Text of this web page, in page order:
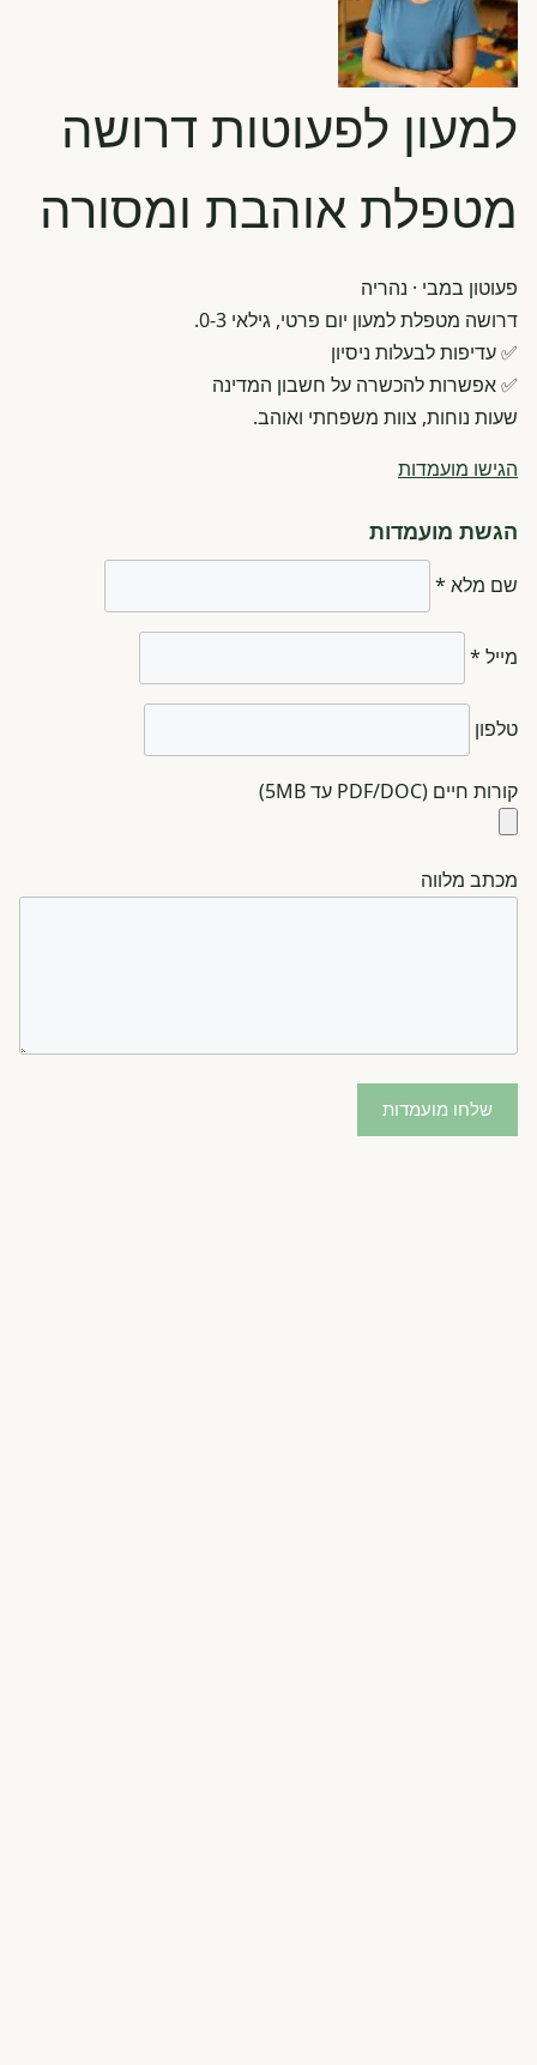
למעון לפעוטות דרושה
מטפלת אוהבת ומסורה
פעוטון במבי · נהריה
דרושה מטפלת למעון יום פרטי, גילאי 0-3.
✅ עדיפות לבעלות ניסיון
✅ אפשרות להכשרה על חשבון המדינה
שעות נוחות, צוות משפחתי ואוהב.
הגישו מועמדות
הגשת מועמדות
שם מלא *
מייל *
טלפון
קורות חיים (PDF/DOC עד 5MB)
מכתב מלווה
שלחו מועמדות